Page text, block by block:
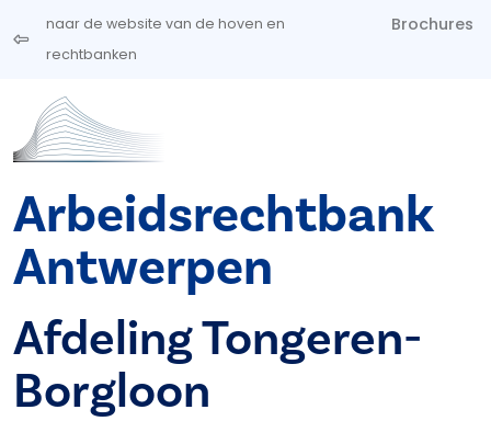
Overslaan en naar de inhoud gaan
naar de website van de hoven en
rechtbanken
Brochures
Arbeidsrechtbank
Antwerpen
Afdeling Tongeren-
Borgloon